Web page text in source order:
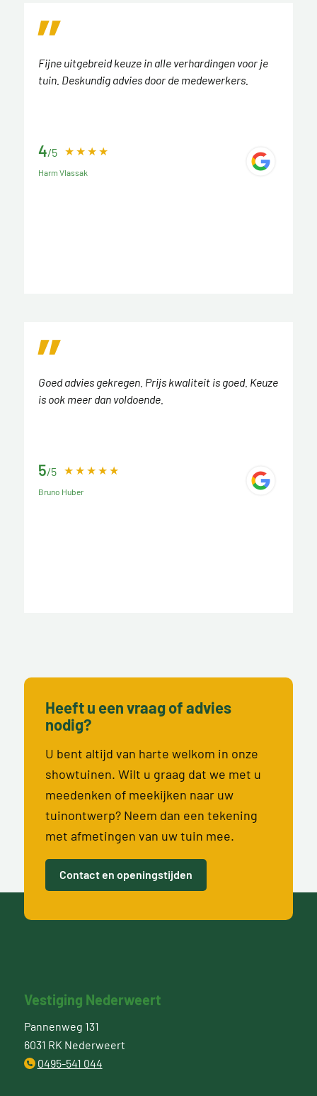
Fijne uitgebreid keuze in alle verhardingen voor je
tuin. Deskundig advies door de medewerkers.
4/5
Harm Vlassak
Goed advies gekregen. Prijs kwaliteit is goed. Keuze
is ook meer dan voldoende.
5/5
Bruno Huber
Heeft u een vraag of advies
nodig?
U bent altijd van harte welkom in onze
showtuinen. Wilt u graag dat we met u
meedenken of meekijken naar uw
tuinontwerp? Neem dan een tekening
met afmetingen van uw tuin mee.
Contact en openingstijden
Vestiging Nederweert
Pannenweg 131
6031 RK Nederweert
0495-541 044